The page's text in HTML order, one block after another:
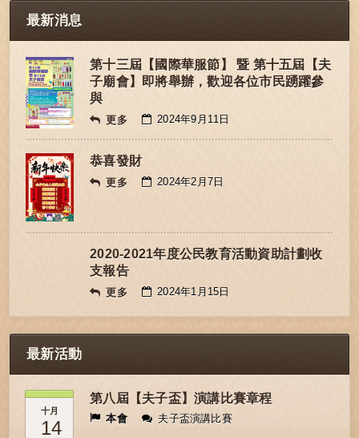
最新消息
第十三屆【國際華服節】 暨 第十五屆【夫
子廟會】即將舉辦，歡迎各位市民踴躍參
與
更多 2024年9月11日
恭喜發財
更多 2024年2月7日
2020-2021年度公民教育活動資助計劃收
支報告
更多 2024年1月15日
最新活動
十月
14
第八屆【夫子盃】演講比賽章程
本會 夫子盃演講比賽